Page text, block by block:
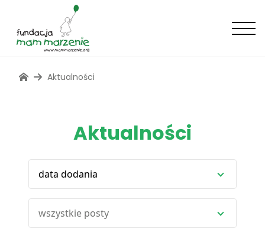
Aktualności
Aktualności
data dodania
wszystkie posty